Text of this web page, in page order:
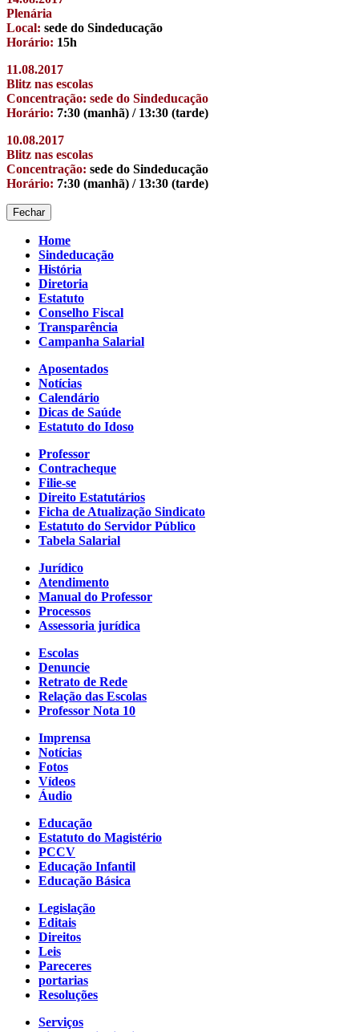
Plenária
Local: sede do Sindeducação
Horário: 15h
11.08.2017
Blitz nas escolas
Concentração: sede do Sindeducação
Horário: 7:30 (manhã) / 13:30 (tarde)
10.08.2017
Blitz nas escolas
Concentração: sede do Sindeducação
Horário: 7:30 (manhã) / 13:30 (tarde)
Fechar
Home
Sindeducação
História
Diretoria
Estatuto
Conselho Fiscal
Transparência
Campanha Salarial
Aposentados
Notícias
Calendário
Dicas de Saúde
Estatuto do Idoso
Professor
Contracheque
Filie-se
Direito Estatutários
Ficha de Atualização Sindicato
Estatuto do Servidor Público
Tabela Salarial
Jurídico
Atendimento
Manual do Professor
Processos
Assessoria jurídica
Escolas
Denuncie
Retrato de Rede
Relação das Escolas
Professor Nota 10
Imprensa
Notícias
Fotos
Vídeos
Áudio
Educação
Estatuto do Magistério
PCCV
Educação Infantil
Educação Básica
Legislação
Editais
Direitos
Leis
Pareceres
portarias
Resoluções
Serviços